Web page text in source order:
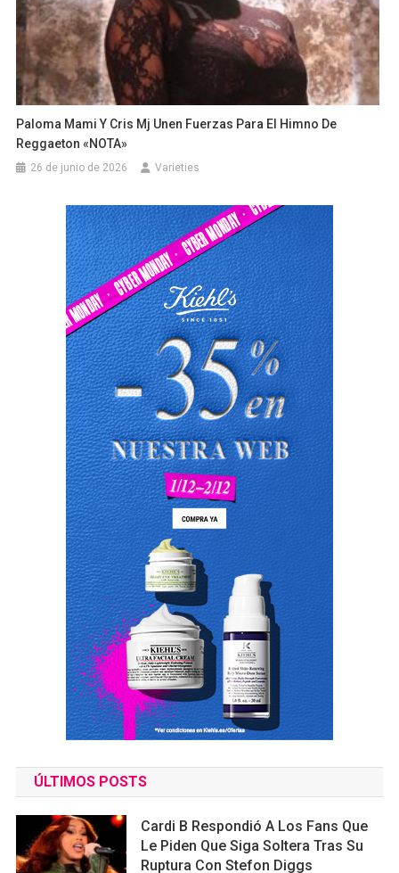
Paloma Mami Y Cris Mj Unen Fuerzas Para El Himno De
Reggaeton «NOTA»
26 de junio de 2026 Varieties
ÚLTIMOS POSTS
Cardi B Respondió A Los Fans Que
Le Piden Que Siga Soltera Tras Su
Ruptura Con Stefon Diggs